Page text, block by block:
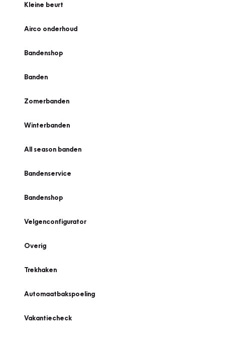
Kleine beurt
Airco onderhoud
Bandenshop
Banden
Zomerbanden
Winterbanden
All season banden
Bandenservice
Bandenshop
Velgenconfigurator
Overig
Trekhaken
Automaatbakspoeling
Vakantiecheck